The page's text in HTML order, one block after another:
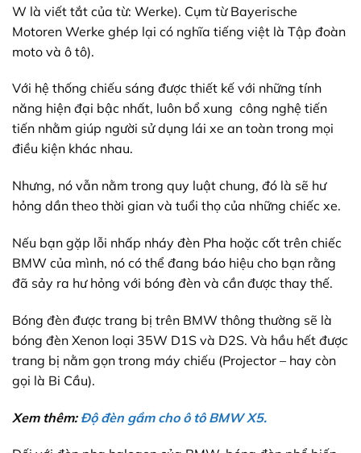
W là viết tắt của từ: Werke). Cụm từ Bayerische
Motoren Werke ghép lại có nghĩa tiếng việt là Tập đoàn
moto và ô tô).
Với hệ thống chiếu sáng được thiết kế với những tính
năng hiện đại bậc nhất, luôn bổ xung công nghệ tiến
tiến nhằm giúp người sử dụng lái xe an toàn trong mọi
điều kiện khác nhau.
Nhưng, nó vẫn nằm trong quy luật chung, đó là sẽ hư
hỏng dần theo thời gian và tuổi thọ của những chiếc xe.
Nếu bạn gặp lỗi nhấp nháy đèn Pha hoặc cốt trên chiếc
BMW của mình, nó có thể đang báo hiệu cho bạn rằng
đã sảy ra hư hỏng với bóng đèn và cần được thay thế.
Bóng đèn được trang bị trên BMW thông thường sẽ là
bóng đèn Xenon loại 35W D1S và D2S. Và hầu hết được
trang bị nằm gọn trong máy chiếu (Projector – hay còn
gọi là Bi Cầu).
Xem thêm: Độ đèn gầm cho ô tô BMW X5.